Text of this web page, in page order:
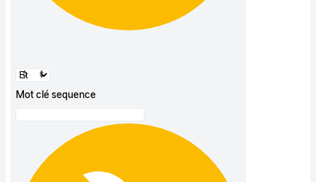
Mot clé sequence